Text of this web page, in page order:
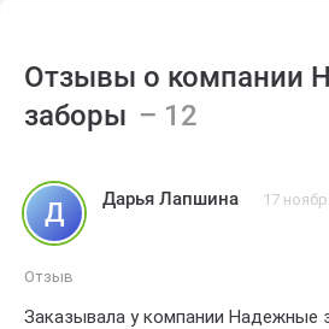
Отзывы о компании
заборы
Д Дарья Лапшина 17
Отзыв
Заказывала у компании Надежные